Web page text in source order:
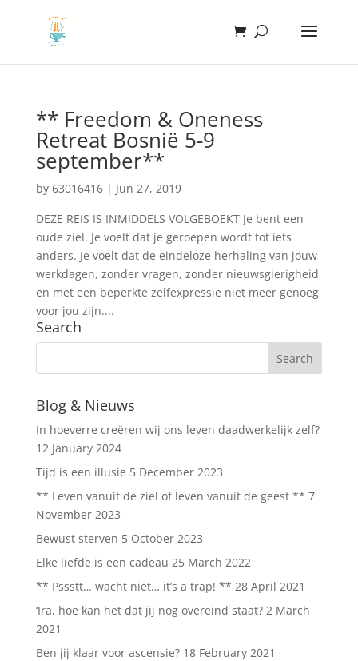
** Freedom & Oneness
Retreat Bosnië 5-9
september**
by 63016416| Jun 27, 2019
DEZE REIS IS INMIDDELS VOLGEBOEKT Je bent een
oude ziel. Je voelt dat je geroepen wordt tot iets
anders. Je voelt dat de eindeloze herhaling van jouw
werkdagen, zonder vragen, zonder nieuwsgierigheid
en met een beperkte zelfexpressie niet meer genoeg
voor jou zijn....
Search
Blog & Nieuws
In hoeverre creëren wij ons leven daadwerkelijk zelf?
12 January 2024
Tijd is een illusie 5 December 2023
** Leven vanuit de ziel of leven vanuit de geest ** 7
November 2023
Bewust sterven 5 October 2023
Elke liefde is een cadeau 25 March 2022
** Pssstt… wacht niet… it’s a trap! ** 28 April 2021
‘Ira, hoe kan het dat jij nog overeind staat? 2 March
2021
Ben jij klaar voor ascensie? 18 February 2021